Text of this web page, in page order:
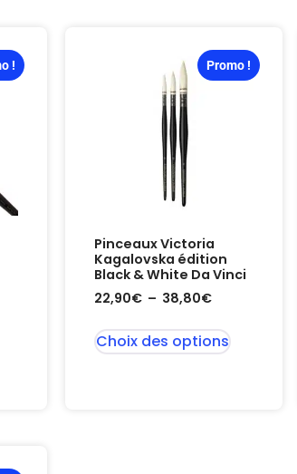
! Promo !
Pinceaux Victoria
Kagalovska édition
Black & White Da Vinci
22,90€ – 38,80€
Choix des options